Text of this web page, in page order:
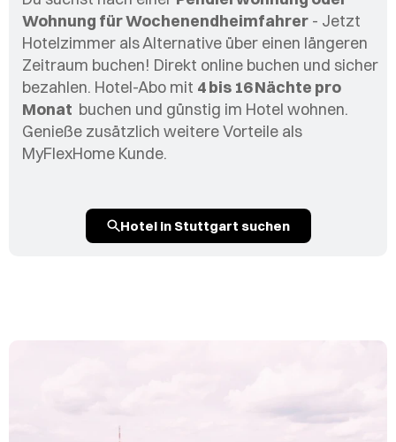
Wohnung für Wochenendheimfahrer - Jetzt
Hotelzimmer als Alternative über einen längeren
Zeitraum buchen! Direkt online buchen und sicher
bezahlen. Hotel-Abo mit 4 bis 16 Nächte pro
Monat buchen und günstig im Hotel wohnen.
Genieße zusätzlich weitere Vorteile als
MyFlexHome Kunde.
Hotel in Stuttgart suchen